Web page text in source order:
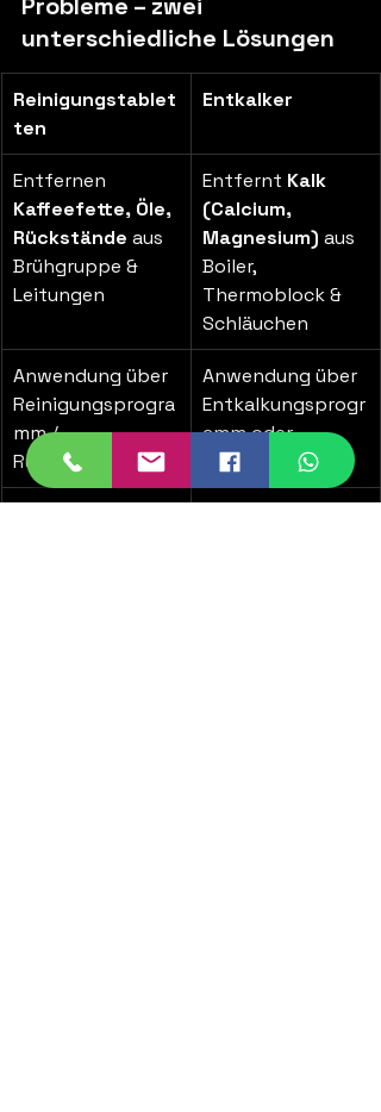
unterschiedliche Lösungen
Reinigungstablet
ten
Entkalker
Entfernen
Kaffeefette, Öle,
Rückstände aus
Brühgruppe &
Leitungen
Entfernt Kalk
(Calcium,
Magnesium) aus
Boiler,
Thermoblock &
Schläuchen
Anwendung über
Reinigungsprogra
mm /
Rückspülung
Anwendung über
Entkalkungsprogr
amm oder
Wassertanklauf